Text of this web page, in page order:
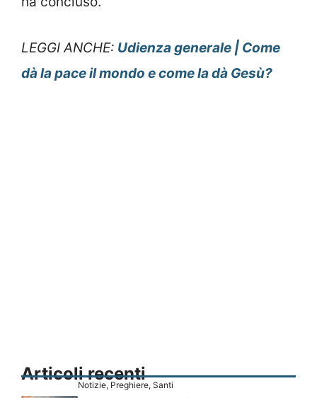
LEGGI ANCHE: Udienza generale | Come
dà la pace il mondo e come la dà Gesù?
Articoli recenti
Notizie, Preghiere, Santi